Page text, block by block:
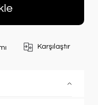
Karşılaştır